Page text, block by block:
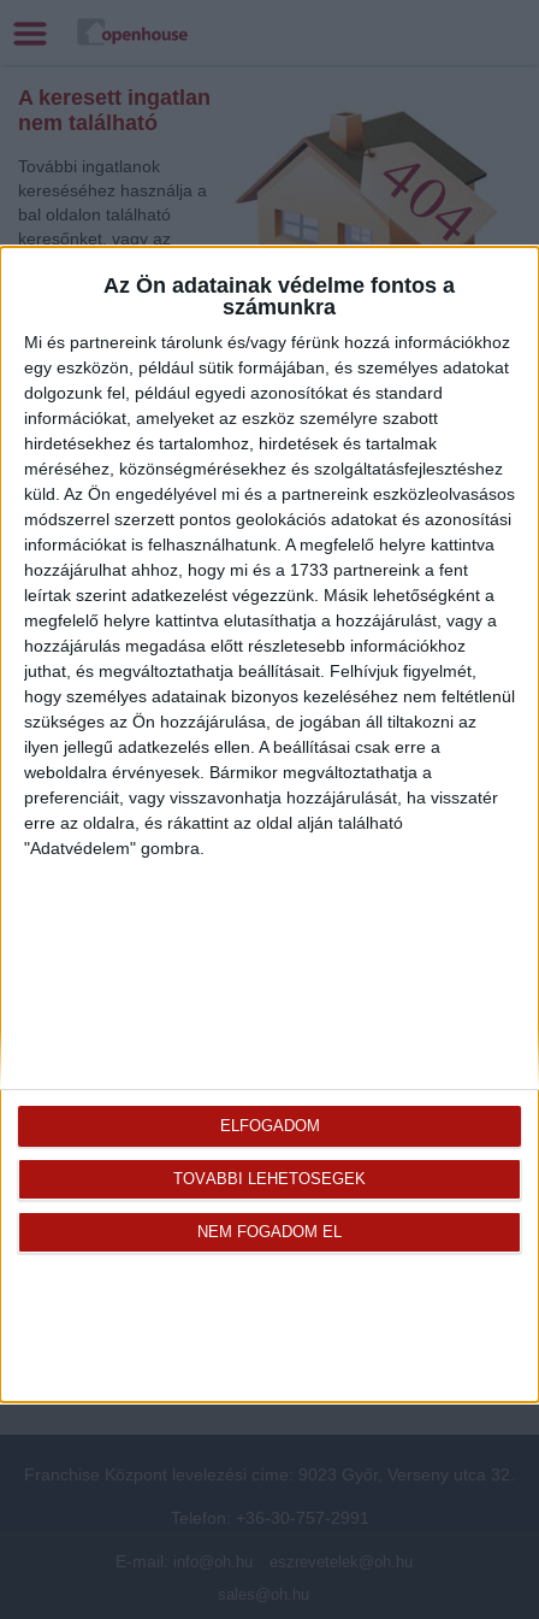
Az Ön adatainak védelme fontos a
számunkra
Mi és partnereink tárolunk és/vagy férünk hozzá információkhoz
egy eszközön, például sütik formájában, és személyes adatokat
dolgozunk fel, például egyedi azonosítókat és standard
információkat, amelyeket az eszköz személyre szabott
hirdetésekhez és tartalomhoz, hirdetések és tartalmak
méréséhez, közönségmérésekhez és szolgáltatásfejlesztéshez
küld. Az Ön engedélyével mi és a partnereink eszközleolvasásos
módszerrel szerzett pontos geolokációs adatokat és azonosítási
információkat is felhasználhatunk. A megfelelő helyre kattintva
hozzájárulhat ahhoz, hogy mi és a 1733 partnereink a fent
leírtak szerint adatkezelést végezzünk. Másik lehetőségként a
megfelelő helyre kattintva elutasíthatja a hozzájárulást, vagy a
hozzájárulás megadása előtt részletesebb információkhoz
juthat, és megváltoztathatja beállításait. Felhívjuk figyelmét,
hogy személyes adatainak bizonyos kezeléséhez nem feltétlenül
szükséges az Ön hozzájárulása, de jogában áll tiltakozni az
ilyen jellegű adatkezelés ellen. A beállításai csak erre a
weboldalra érvényesek. Bármikor megváltoztathatja a
preferenciáit, vagy visszavonhatja hozzájárulását, ha visszatér
erre az oldalra, és rákattint az oldal alján található
"Adatvédelem" gombra.
TOVÁBBI LEHETŐSÉGEK
NEM FOGADOM EL
ELFOGADOM
A keresett ingatlan
nem található
További ingatlanok
kereséséhez használja a
bal oldalon található
keresőnket, vagy az
Családi ház
Jászberény, Eladó Családi ház
Székesfehérvár
, Eladó Társasházi lakás, Családi ház
Sárvár, Eladó Családi ház
Komárom , Eladó Társasházi lakás
Siófok, Eladó Társasházi lakás, Családi ház
Szeged , Eladó Társasházi lakás
Békéscsaba, Eladó Családi ház
Budapest V. Ker., Eladó Családi ház
Győr, Eladó és Kiadó Társasházi lakás, Családi ház
Rólunk
A központ munkatársai
Elégedett ügyfeleink mondták
Értékbecslés
Energetikai tanúsítvány
CSR
Elérhetőségeink
Adatvédelmi beállítások
Franchise Központ levelezési címe: 9023 Győr, Verseny utca 32.
Telefon: +36-30-757-2991
E-mail: info@oh.hu
eszrevetelek@oh.hu
sales@oh.hu